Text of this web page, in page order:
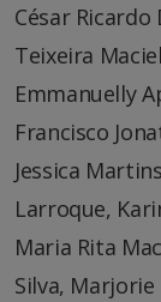
César Ricardo
Teixeira
Emmanuelly
Francisco
Jessica
Larroque,
Maria Rita
Silva,